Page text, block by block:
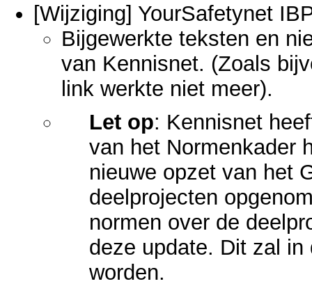
[Wijziging] YourSafetynet
Bijgewerkte teksten en
van Kennisnet. (Zoals
link werkte niet meer).
Let op: Kennisnet
van het Normenkader
nieuwe opzet van het
deelprojecten
normen over de
deze update. Dit zal
worden.